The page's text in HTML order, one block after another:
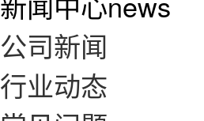
公司新闻
行业动态